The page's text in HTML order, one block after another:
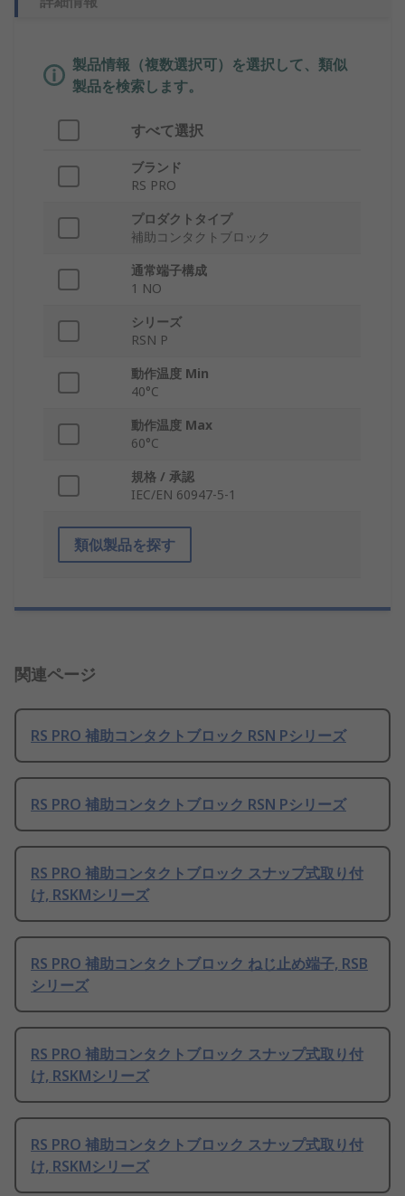
製品情報（複数選択可）を選択して、類似
製品を検索します。
すべて選択
ブランド
RS PRO
プロダクトタイプ
補助コンタクトブロック
通常端子構成
1 NO
シリーズ
RSN P
動作温度 Min
40°C
動作温度 Max
60°C
規格 / 承認
IEC/EN 60947-5-1
類似製品を探す
関連ページ
RS PRO 補助コンタクトブロック RSN Pシリーズ
RS PRO 補助コンタクトブロック RSN Pシリーズ
RS PRO 補助コンタクトブロック スナップ式取り付
け, RSKMシリーズ
RS PRO 補助コンタクトブロック ねじ止め端子, RSB
シリーズ
RS PRO 補助コンタクトブロック スナップ式取り付
け, RSKMシリーズ
RS PRO 補助コンタクトブロック スナップ式取り付
け, RSKMシリーズ